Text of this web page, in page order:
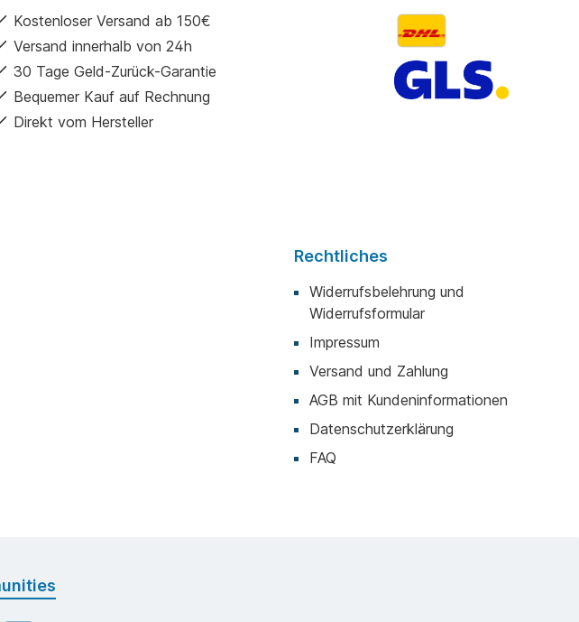
Kostenloser Versand ab 150€
Versand innerhalb von 24h
30 Tage Geld-Zurück-Garantie
Bequemer Kauf auf Rechnung
Direkt vom Hersteller
Rechtliches
Widerrufsbelehrung und
Widerrufsformular
Impressum
Versand und Zahlung
AGB mit Kundeninformationen
Datenschutzerklärung
FAQ